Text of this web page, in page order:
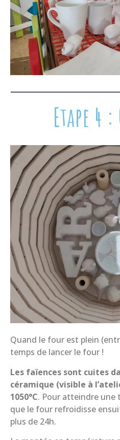
Etape 4
Quand le four est plein
temps de lancer le four !
Les faïences sont cuites
céramique (visible à
1050°C. Pour atteindre une
que le four refroidisse
plus de 24h.